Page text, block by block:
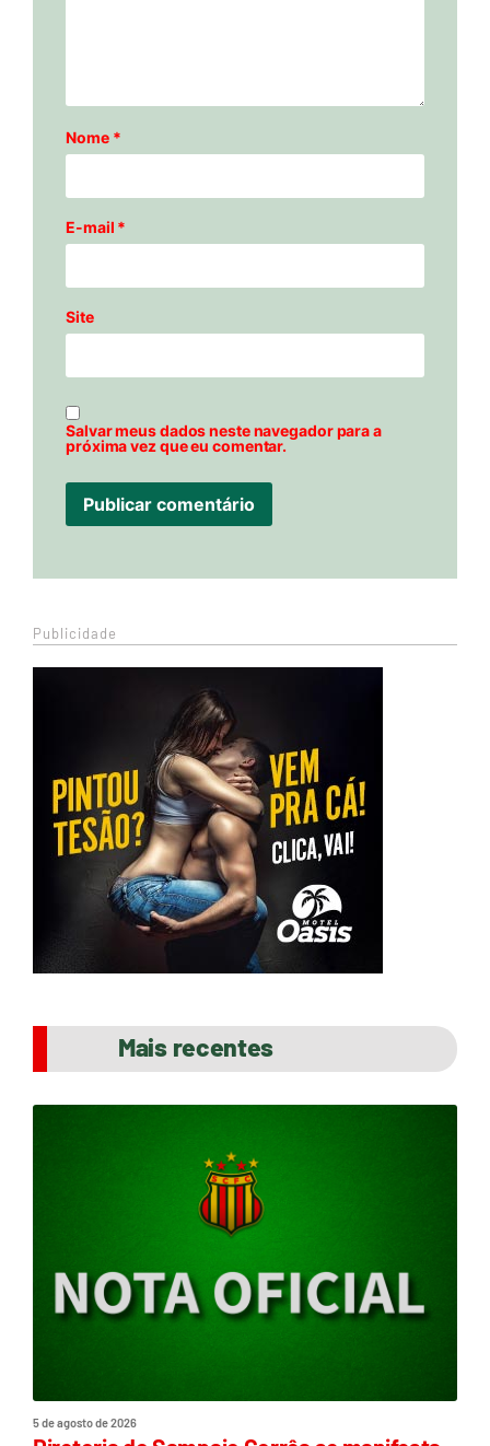
Nome *
E-mail *
Site
Salvar meus dados neste navegador para a
próxima vez que eu comentar.
Publicidade
Mais recentes
5 de agosto de 2026